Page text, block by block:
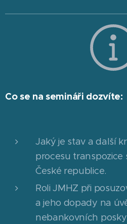
Co se na semináři dozvíte:
Jaký je stav a další
procesu transpozice
České republice.
Roli JMHZ při
a jeho dopady na
nebankovních